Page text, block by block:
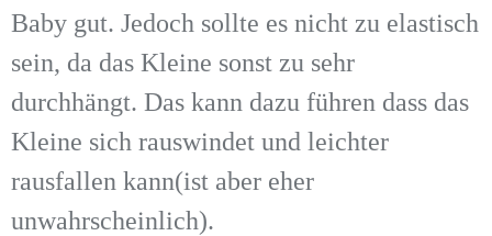
Baby gut. Jedoch sollte es nicht zu elastisch
sein, da das Kleine sonst zu sehr
durchhängt. Das kann dazu führen dass das
Kleine sich rauswindet und leichter
rausfallen kann(ist aber eher
unwahrscheinlich).